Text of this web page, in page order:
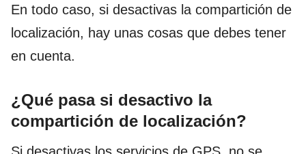
En todo caso, si desactivas la compartición de
localización, hay unas cosas que debes tener
en cuenta.
¿Qué pasa si desactivo la
compartición de localización?